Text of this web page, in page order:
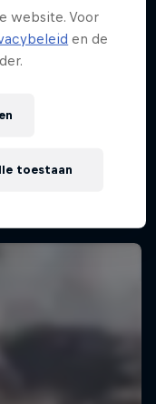
website. Voor
en de
toestaan